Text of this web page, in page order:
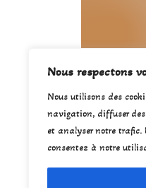
Nous respectons
Nous utilisons des
navigation, diffuser
et analyser notre trafic.
consentez à notre